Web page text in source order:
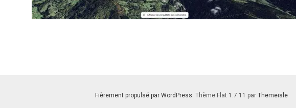
Fièrement propulsé par WordPress. Thème Flat 1.7.11 par Themeisle